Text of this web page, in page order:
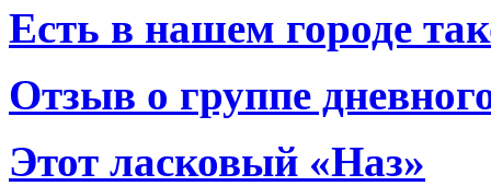
Есть в нашем городе
Отзыв о группе
Этот ласковый «Наз»